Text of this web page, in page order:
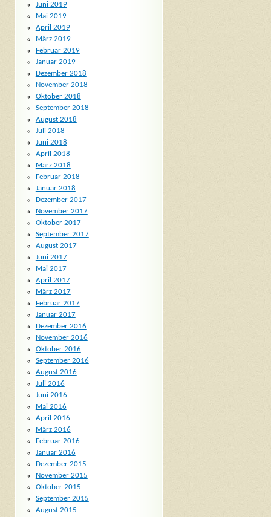
Juni 2019
Mai 2019
April 2019
März 2019
Februar 2019
Januar 2019
Dezember 2018
November 2018
Oktober 2018
September 2018
August 2018
Juli 2018
Juni 2018
April 2018
März 2018
Februar 2018
Januar 2018
Dezember 2017
November 2017
Oktober 2017
September 2017
August 2017
Juni 2017
Mai 2017
April 2017
März 2017
Februar 2017
Januar 2017
Dezember 2016
November 2016
Oktober 2016
September 2016
August 2016
Juli 2016
Juni 2016
Mai 2016
April 2016
März 2016
Februar 2016
Januar 2016
Dezember 2015
November 2015
Oktober 2015
September 2015
August 2015